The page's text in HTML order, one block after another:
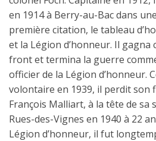
en 1914 à Berry-au-Bac dans
première citation, le tableau
et la Légion d’honneur. Il
front et termina la guerre
officier de la Légion d’honneur.
volontaire en 1939, il perdit son
François Malliart, à la tête de sa
Rues-des-Vignes en 1940 à 22
Légion d’honneur, il fut